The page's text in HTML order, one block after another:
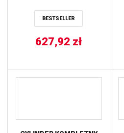
BESTSELLER
627,92 zł